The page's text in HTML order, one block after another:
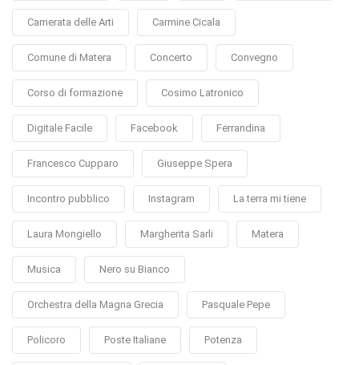
Camerata delle Arti Carmine Cicala
Comune di Matera Concerto Convegno
Corso di formazione Cosimo Latronico
Digitale Facile Facebook Ferrandina
Francesco Cupparo Giuseppe Spera
Incontro pubblico Instagram La terra mi tiene
Laura Mongiello Margherita Sarli Matera
Musica Nero su Bianco
Orchestra della Magna Grecia Pasquale Pepe
Policoro Poste Italiane Potenza